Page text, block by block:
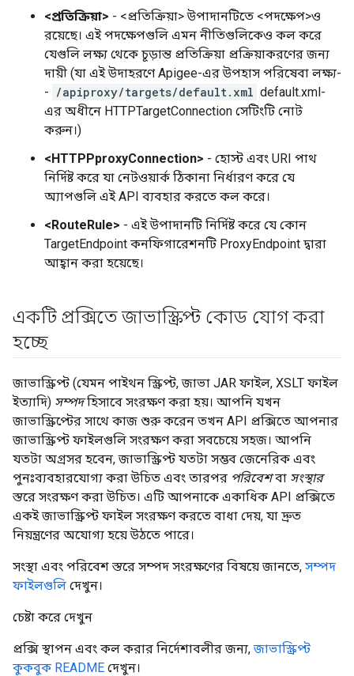
<প্রতিক্রিয়া> - <প্রতিক্রিয়া> উপাদানটিতে <পদক্ষেপ>ও
রয়েছে। এই পদক্ষেপগুলি এমন নীতিগুলিকেও কল করে
যেগুলি লক্ষ্য থেকে চূড়ান্ত প্রতিক্রিয়া প্রক্রিয়াকরণের জন্য
দায়ী (যা এই উদাহরণে Apigee-এর উপহাস পরিষেবা লক্ষ্য-
- /apiproxy/targets/default.xml default.xml-
এর অধীনে HTTPTargetConnection সেটিংটি নোট
করুন।)
<HTTPPproxyConnection> - হোস্ট এবং URI পাথ
নির্দিষ্ট করে যা নেটওয়ার্ক ঠিকানা নির্ধারণ করে যে
অ্যাপগুলি এই API ব্যবহার করতে কল করে।
<RouteRule> - এই উপাদানটি নির্দিষ্ট করে যে কোন
TargetEndpoint কনফিগারেশনটি ProxyEndpoint দ্বারা
আহ্বান করা হয়েছে।
একটি প্রক্সিতে জাভাস্ক্রিপ্ট কোড যোগ করা
হচ্ছে
জাভাস্ক্রিপ্ট (যেমন পাইথন স্ক্রিপ্ট, জাভা JAR ফাইল, XSLT ফাইল
ইত্যাদি) সম্পদহিসাবে সংরক্ষণ করা হয়। আপনি যখন
জাভাস্ক্রিপ্টের সাথে কাজ শুরু করেন তখন API প্রক্সিতে আপনার
জাভাস্ক্রিপ্ট ফাইলগুলি সংরক্ষণ করা সবচেয়ে সহজ। আপনি
যতটা অগ্রসর হবেন, জাভাস্ক্রিপ্ট যতটা সম্ভব জেনেরিক এবং
পুনঃব্যবহারযোগ্য করা উচিত এবং তারপর পরিবেশবা সংস্থার
স্তরে সংরক্ষণ করা উচিত। এটি আপনাকে একাধিক API প্রক্সিতে
একই জাভাস্ক্রিপ্ট ফাইল সংরক্ষণ করতে বাধা দেয়, যা দ্রুত
নিয়ন্ত্রণের অযোগ্য হয়ে উঠতে পারে।
সংস্থা এবং পরিবেশ স্তরে সম্পদ সংরক্ষণের বিষয়ে জানতে, সম্পদ
ফাইলগুলি দেখুন।
চেষ্টা করে দেখুন
প্রক্সি স্থাপন এবং কল করার নির্দেশাবলীর জন্য,জাভাস্ক্রিপ্ট
কুকবুক README দেখুন।